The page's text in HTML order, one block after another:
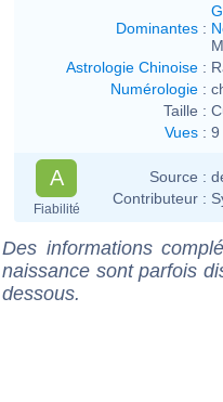
Dominantes :
Astrologie Chinoise :
Numérologie :
Taille :
Vues : 9
A
Fiabilité
Source :
Contributeur :
Des informations
naissance sont parfois
dessous.